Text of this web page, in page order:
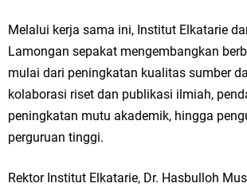
Melalui kerja sama ini, Institut Elkatarie
Lamongan sepakat mengembangkan
mulai dari peningkatan kualitas sumber
kolaborasi riset dan publikasi ilmiah,
peningkatan mutu akademik, hingga
perguruan tinggi.
Rektor Institut Elkatarie, Dr. Hasbulloh